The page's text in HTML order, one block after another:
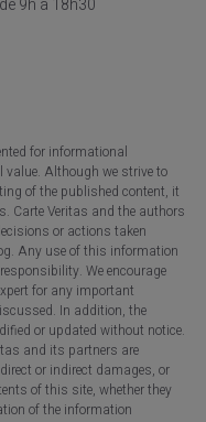
9h a 18h30
for informational
Although we strive to
of the published content, it
Carte Veritas and the authors
or actions taken
Any use of this information
We encourage
for any important
In addition, the
or updated without notice.
and its partners are
or indirect damages, or
of this site, whether they
of the information